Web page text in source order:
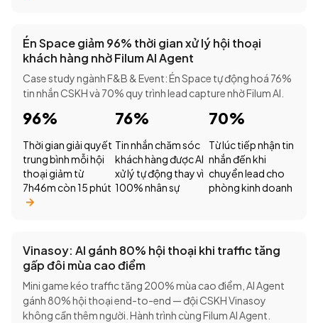
Én Space giảm 96% thời gian xử lý hội thoại
khách hàng nhờ Filum AI Agent
Case study ngành F&B & Event: Én Space tự động hoá 76%
tin nhắn CSKH và 70% quy trình lead capture nhờ Filum AI.
96%
Thời gian giải quyết
trung bình mỗi hội
thoại giảm từ
7h46m còn 15 phút
76%
Tin nhắn chăm sóc
khách hàng được AI
xử lý tự động thay vì
100% nhân sự
70%
Từ lúc tiếp nhận tin
nhắn đến khi
chuyển lead cho
phòng kinh doanh
Vinasoy: AI gánh 80% hội thoại khi traffic tăng
gấp đôi mùa cao điểm
Mini game kéo traffic tăng 200% mùa cao điểm, AI Agent
gánh 80% hội thoại end-to-end — đội CSKH Vinasoy
không cần thêm người. Hành trình cùng Filum AI Agent.